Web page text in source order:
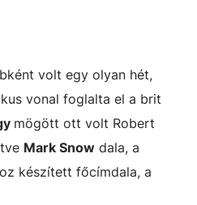
volt egy olyan hét,
vonal foglalta el a brit
mögött ott volt Robert
Mark Snow dala, a
készített főcímdala, a